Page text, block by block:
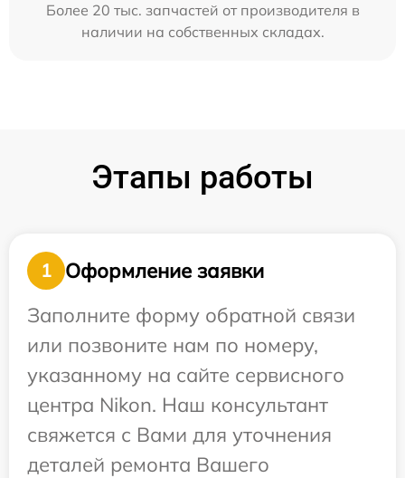
Более 20 тыс. запчастей от производителя в
наличии на собственных складах.
Этапы работы
1
Оформление заявки
Заполните форму обратной связи
или позвоните нам по номеру,
указанному на сайте сервисного
центра Nikon. Наш консультант
свяжется с Вами для уточнения
деталей ремонта Вашего